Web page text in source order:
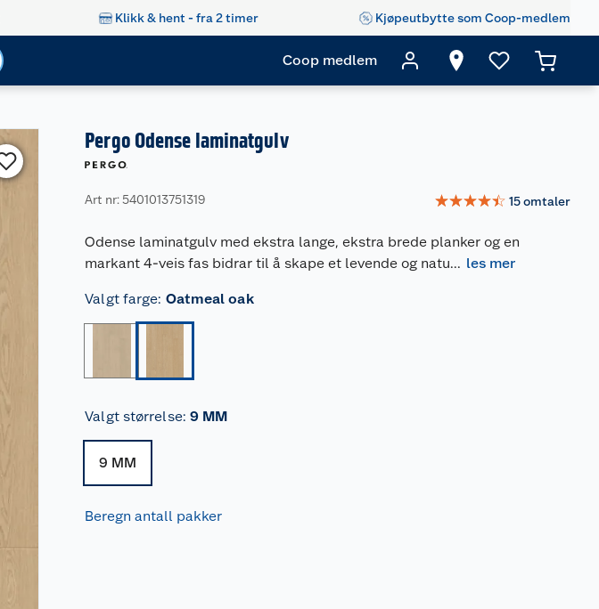
Klikk & hent - fra 2 timer Kjøpeutbytte som Coop-medlem
Coop medlem
Pergo Odense laminatgulv
Art nr: 5401013751319 ☆☆☆☆☆ 15omtaler
Odense laminatgulv med ekstra lange, ekstra brede planker og en
markant 4-veis fas bidrar til å skape et levende og natu... les mer
Valgt farge: Oatmeal oak
Valgt størrelse: 9 MM
9 MM
Beregn antall pakker